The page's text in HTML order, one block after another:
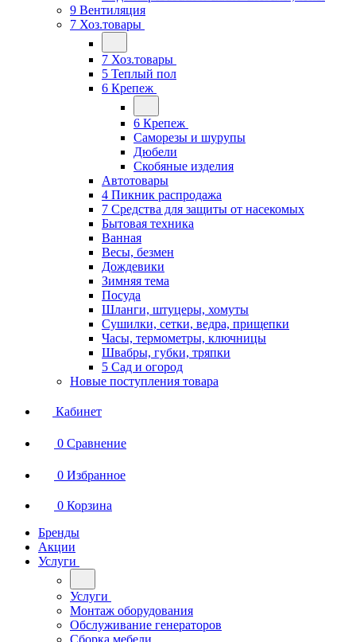
9 Вентиляция
7 Хоз.товары
7 Хоз.товары
5 Теплый пол
6 Крепеж
6 Крепеж
Саморезы и шурупы
Дюбели
Скобяные изделия
Автотовары
4 Пикник распродажа
7 Средства для защиты от насекомых
Бытовая техника
Ванная
Весы, безмен
Дождевики
Зимняя тема
Посуда
Шланги, штуцеры, хомуты
Сушилки, сетки, ведра, прищепки
Часы, термометры, ключницы
Швабры, губки, тряпки
5 Сад и огород
Новые поступления товара
Кабинет
0 Сравнение
0 Избранное
0 Корзина
Бренды
Акции
Услуги
Услуги
Монтаж оборудования
Обслуживание генераторов
Сборка мебели